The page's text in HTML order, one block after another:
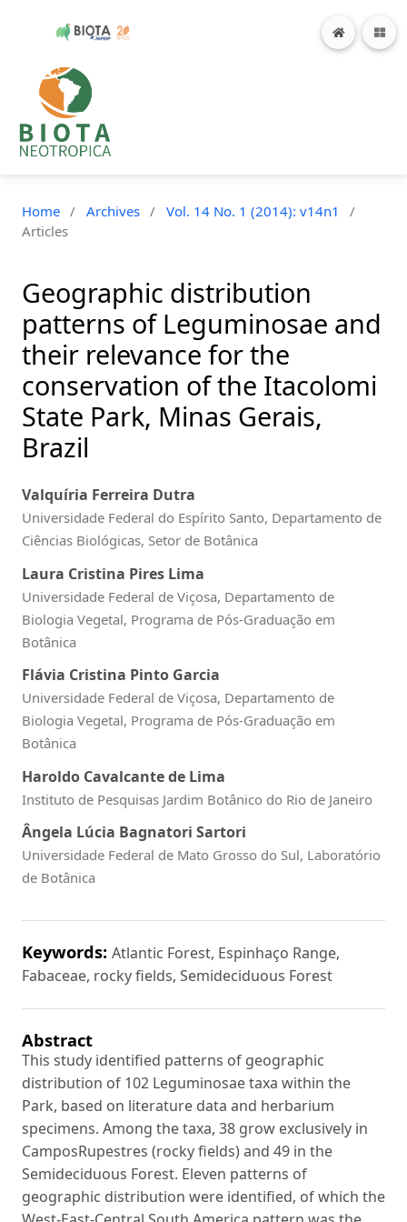
Home / Archives / Vol. 14 No. 1 (2014): v14n1
/
Articles
Geographic distribution
patterns of Leguminosae and
their relevance for the
conservation of the Itacolomi
State Park, Minas Gerais,
Brazil
Valquíria Ferreira Dutra
Universidade Federal do Espírito Santo, Departamento de
Ciências Biológicas, Setor de Botânica
Laura Cristina Pires Lima
Universidade Federal de Viçosa, Departamento de
Biologia Vegetal, Programa de Pós-Graduação em
Botânica
Flávia Cristina Pinto Garcia
Universidade Federal de Viçosa, Departamento de
Biologia Vegetal, Programa de Pós-Graduação em
Botânica
Haroldo Cavalcante de Lima
Instituto de Pesquisas Jardim Botânico do Rio de Janeiro
Ângela Lúcia Bagnatori Sartori
Universidade Federal de Mato Grosso do Sul, Laboratório
de Botânica
Keywords: Atlantic Forest, Espinhaço Range,
Fabaceae, rocky fields, Semideciduous Forest
Abstract
This study identified patterns of geographic
distribution of 102 Leguminosae taxa within the
Park, based on literature data and herbarium
specimens. Among the taxa, 38 grow exclusively in
CamposRupestres (rocky fields) and 49 in the
Semideciduous Forest. Eleven patterns of
geographic distribution were identified, of which the